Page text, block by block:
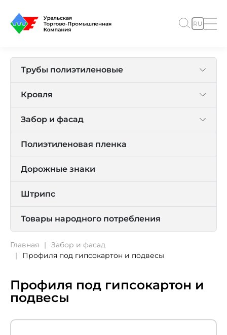
RU
Трубы полиэтиленовые
Кровля
Забор и фасад
Полиэтиленовая пленка
Дорожные знаки
Штрипс
Товары народного потребления
Главная
Забор и фасад
Профиля под гипсокартон и подвесы
Профиля под гипсокартон и
подвесы